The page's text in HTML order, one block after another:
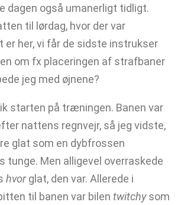
dagen også umanerligt tidligt.
til lørdag, hvor der var
er her, vi får de sidste instrukser
om fx placeringen af strafbaner
jeg med øjnene?
starten på træningen. Banen var
nattens regnvejr, så jeg vidste,
glat som en dybfrossen
Men alligevel overraskede
hvorglat, den var. Allerede i
til banen var bilentwitchysom